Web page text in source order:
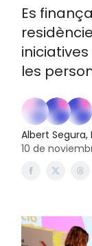
Es
les
Albert Segura,
10 de